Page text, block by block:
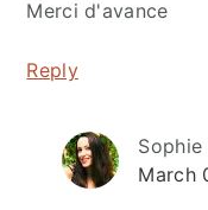
Merci d'avance
Reply
Sophie
March